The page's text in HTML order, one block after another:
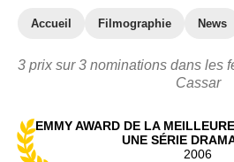
Accueil Filmographie News
3 prix sur 3 nominations dans les
Cassar
EMMY AWARD DE LA
UNE SÉRIE
2006